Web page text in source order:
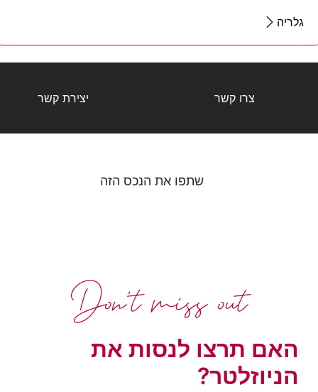
גלריה
צרו קשר יצירת קשר
שתפו את הנכס הזה
האם תרצו לנסות את
הניוזלטר?
Don't miss out